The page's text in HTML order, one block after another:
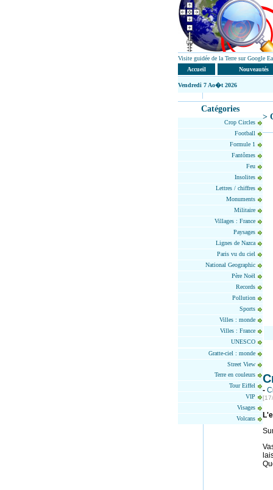
Visite guidée de la Terre sur Google
Accueil
Nouveautés
Vendredi 7 Ao�t 2026
Catégories
Crop Circles
Football
Formule 1
Fantômes
Feu
Insolites
Lettres / chiffres
Monuments
Militaire
Villages : France
Paysages
Lignes de Nazca
Paris vu du ciel
National Geographic
Père Noël
Records
Pollution
Sports
Villes : monde
Villes : France
UNESCO
Gratte-ciel : monde
Street View
Terre en couleurs
Tour Eiffel
VIP
Visages
Volcans
>
-